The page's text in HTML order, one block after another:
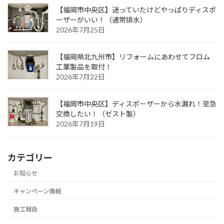
【福岡市中央区】迷っていたけどやっぱりディスポ
ーザーがいい！（通常排水）
2026年7月25日
【福岡県北九州市】リフォームにあわせてフロム
工業製品を取付！
2026年7月22日
【福岡市中央区】ディスポーザーから水漏れ！至急
交換したい！（ゼスト製）
2026年7月19日
カテゴリー
お知らせ
キャンペーン情報
施工報告